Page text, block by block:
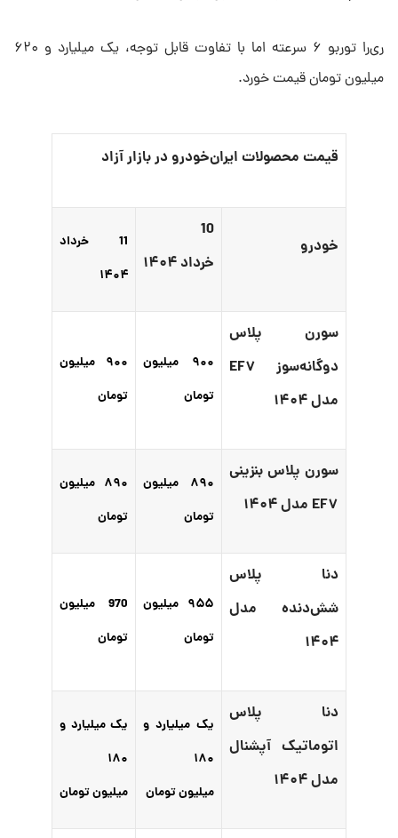
ری‌را توربو ۶ سرعته اما با تفاوت قابل توجه، یک میلیارد و ۶۲۰
میلیون تومان قیمت خورد.
قیمت محصولات ایران‌خودرو در بازار آزاد
خودرو
10
خرداد ۱۴۰۴
11 خرداد
۱۴۰۴
سورن پلاس
دوگانه‌سوز EF۷
مدل ۱۴۰۴
۹۰۰ میلیون
تومان
۹۰۰ میلیون
تومان
سورن پلاس بنزینی
EF۷ مدل ۱۴۰۴
۸۹۰ میلیون
تومان
۸۹۰ میلیون
تومان
دنا پلاس
شش‌دنده‌‌ مدل
۱۴۰۴
۹۵۵ میلیون
تومان
970 میلیون
تومان
دنا پلاس
اتوماتیک آپشنال
مدل ۱۴۰۴
یک میلیارد و
۱۸۰
میلیون تومان
یک میلیارد و
۱۸۰
میلیون تومان